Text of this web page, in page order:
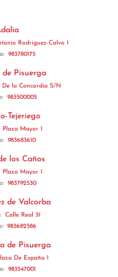
Rodriguez-Calvo 1
983780175
de Pisuerga
De la Concordia S/N
983500005
Tejeriego
Plaza Mayor 1
983683610
los Caños
Plaza Mayor 1
983792530
de Valcorba
Calle Real 31
983682586
de Pisuerga
De España 1
983547001